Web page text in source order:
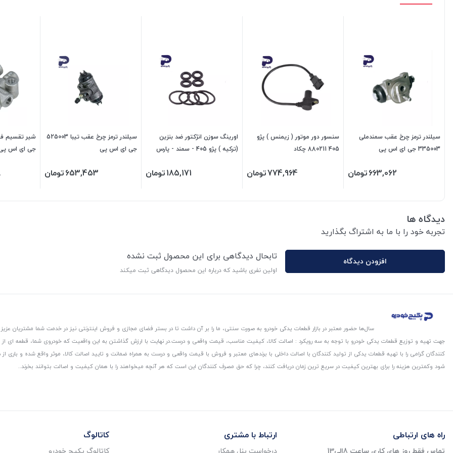
سیلندر ترمز چرخ عقب سمندملی
335003 جی ای اس پی
663,062تومان
سنسور دور موتور ( زیمنس ) پژو
405 880211 چکاد
774,964تومان
اورینگ سوزن انژکتور ضد بنزین
(ترکیه ) پژو 405 - سمند - پارس
185,171تومان
سیلندر ترمز چرخ عقب تیبا 525003
جی ای اس پی
653,453تومان
جی ای اس
دیدگاه ها
تجربه خود را با ما به اشتراگ بگذارید
افزودن دیدگاه تابحال دیدگاهی برای این محصول ثبت نشده
اولین نفری باشید که درباره این محصول دیدگاهی ثبت میکند
سال‌ها حضور معتبر در بازار قطعات یدکی خودرو به صورت سنتی، ما را بر آن داشت تا در بستر فضای مجازی و فروش اینترنتی نیز در خدمت شما مشتریان
جهت تهیه و توزیع قطعات یدکی خودرو با توجه به سه رویکرد : اصالت کالا، کیفیت مناسب، قیمت واقعی و درست.در نهایت با ارزش گذاشتن به این واقعیت که خودروی شما، قطعه ای
کنندگان گرامی را با تهیه قطعات یدکی از تولید کنندگان با اصالت داخلی با برندهای معتبر و فروش با قیمت واقعی و درست به همراه ضمانت و تایید اصالت کالا، موثر واقع شده و
شود و‌کمترین هزینه را برای بهترین کیفیت در سریع ترین زمان دریافت کنند، چرا که حق مصرف کنندگان این است که هر آنچه میخواهند را با همان کیفیت و اصالت بتوانند بخرند..
راه های ارتباطی ارتباط با مشتری کاتالوگ